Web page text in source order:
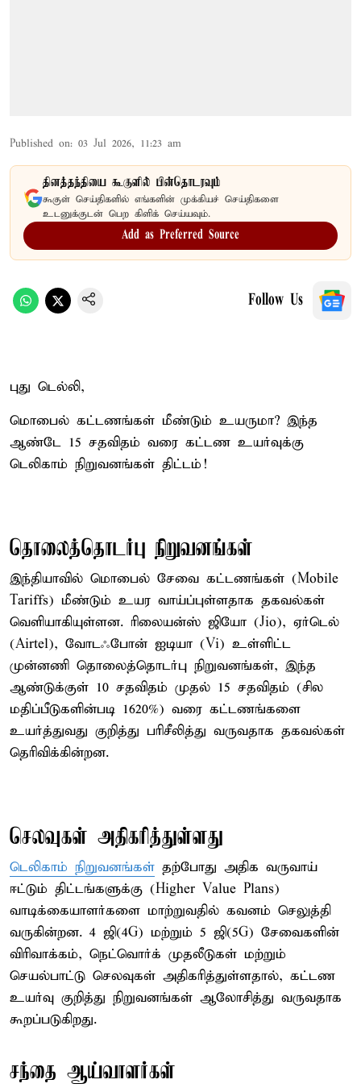
Published on: 03 Jul 2026, 11:23 am
தினத்தந்தியை கூகுளில் பின்தொடரவும்
கூகுள் செய்திகளில் எங்களின் முக்கியச் செய்திகளை
உடனுக்குடன் பெற கிளிக் செய்யவும்.
Add as Preferred Source
Follow Us
புது டெல்லி,
மொபைல் கட்டணங்கள் மீண்டும் உயருமா? இந்த
ஆண்டே 15 சதவிதம் வரை கட்டண உயர்வுக்கு
டெலிகாம் நிறுவனங்கள் திட்டம்!
தொலைத்தொடர்பு நிறுவனங்கள்
இந்தியாவில் மொபைல் சேவை கட்டணங்கள் (Mobile
Tariffs) மீண்டும் உயர வாய்ப்புள்ளதாக தகவல்கள்
வெளியாகியுள்ளன. ரிலையன்ஸ் ஜியோ (Jio), ஏர்டெல்
(Airtel), வோடஃபோன் ஐடியா (Vi) உள்ளிட்ட
முன்னணி தொலைத்தொடர்பு நிறுவனங்கள், இந்த
ஆண்டுக்குள் 10 சதவிதம் முதல் 15 சதவிதம் (சில
மதிப்பீடுகளின்படி 16–20%) வரை கட்டணங்களை
உயர்த்துவது குறித்து பரிசீலித்து வருவதாக தகவல்கள்
தெரிவிக்கின்றன.
செலவுகள் அதிகரித்துள்ளது
டெலிகாம் நிறுவனங்கள் தற்போது அதிக வருவாய்
ஈட்டும் திட்டங்களுக்கு (Higher Value Plans)
வாடிக்கையாளர்களை மாற்றுவதில் கவனம் செலுத்தி
வருகின்றன. 4 ஜி(4G) மற்றும் 5 ஜி(5G) சேவைகளின்
விரிவாக்கம், நெட்வொர்க் முதலீடுகள் மற்றும்
செயல்பாட்டு செலவுகள் அதிகரித்துள்ளதால், கட்டண
உயர்வு குறித்து நிறுவனங்கள் ஆலோசித்து வருவதாக
கூறப்படுகிறது.
சந்தை ஆய்வாளர்கள்